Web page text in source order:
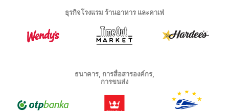
ธุรกิจโรงแรม ร้านอาหาร และคาเฟ่
ธนาคาร, การสื่อสารองค์กร,
การขนส่ง